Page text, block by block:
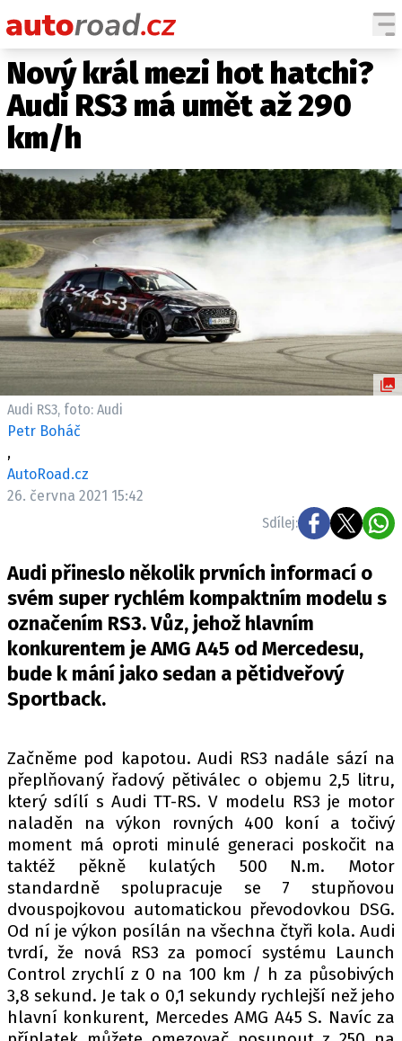
AUTA
TESTY AUT
SPY
HISTORIE
ZAJÍMAVOSTI
TECHNIKA
EKONOMIKA
ČESKÝ TRH
TUNING
PROFI
OSTATNÍ
TISKOVKY
ROZHOVORY
DAKAR
MOTORSPORT
PIT LANE
ČEŠI V AKCI
FIA CEZ & POHÁRY
MEZINÁRODNÍ SCÉNA
SLEDUJTE NÁS NA|
Máte příběh, fotku nebo video?
Pošlete e-mail na autoroad.cz
Nový král mezi hot hatchi?
Audi RS3 má umět až 290
km/h
Audi RS3, foto: Audi
Petr Boháč
,
AutoRoad.cz
26. června 2021 15:42
Sdílej:
Audi přineslo několik prvních informací o
svém super rychlém kompaktním modelu s
označením RS3. Vůz, jehož hlavním
konkurentem je AMG A45 od Mercedesu,
bude k mání jako sedan a pětidveřový
Sportback.
Začněme pod kapotou. Audi RS3 nadále sází na
přeplňovaný řadový pětiválec o objemu 2,5 litru,
který sdílí s Audi TT-RS. V modelu RS3 je motor
naladěn na výkon rovných 400 koní a točivý
moment má oproti minulé generaci poskočit na
taktéž pěkně kulatých 500 N.m. Motor
standardně spolupracuje se 7 stupňovou
dvouspojkovou automatickou převodovkou DSG.
Od ní je výkon posílán na všechna čtyři kola. Audi
tvrdí, že nová RS3 za pomocí systému Launch
Control zrychlí z 0 na 100 km / h za působivých
3,8 sekund. Je tak o 0,1 sekundy rychlejší než jeho
hlavní konkurent, Mercedes AMG A45 S. Navíc za